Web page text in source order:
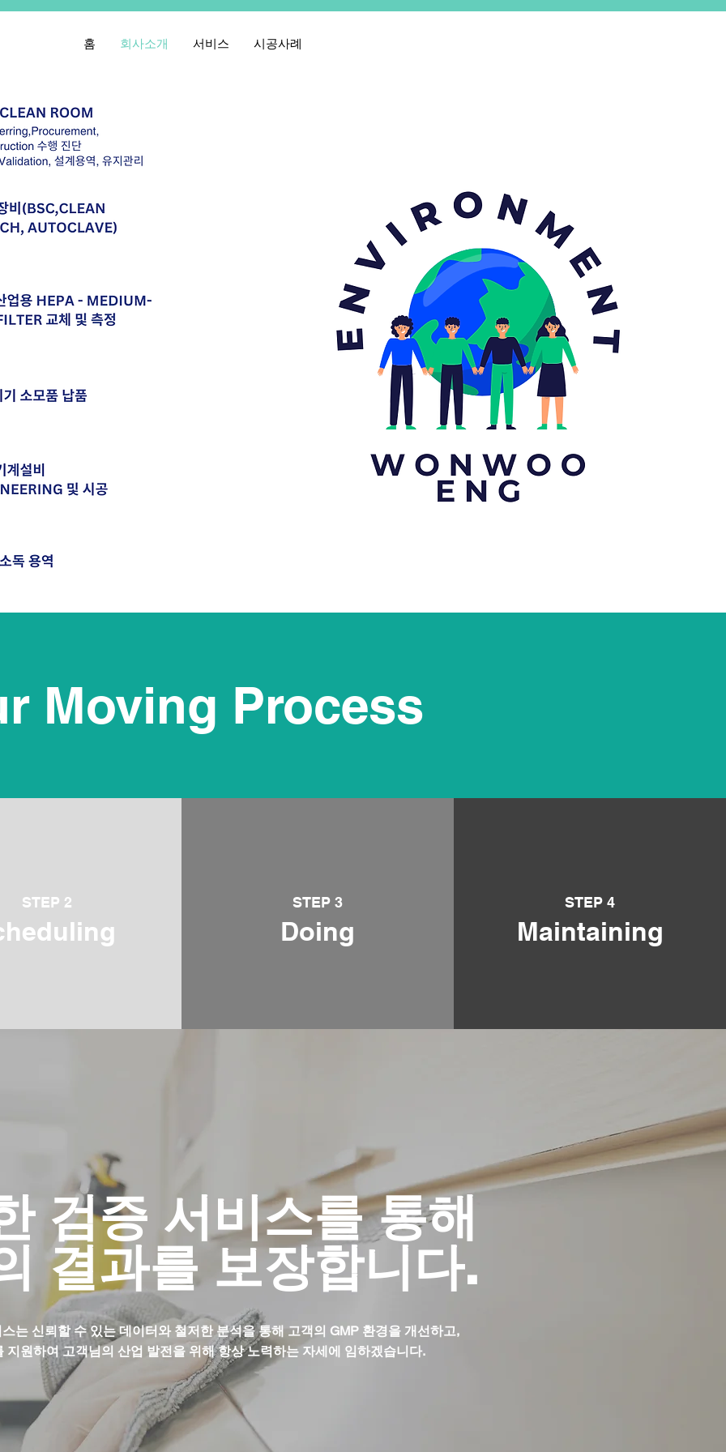
홈 회사소개 서비스 시공사례
Engineering, Procurement, Construction수행.
진단 및 TAB, Validation. ​
유지관리(Maintenance).
실험장비(BSC, Clean Bench, Autoclave) Validation.
실내 산업용 HEPA Filter, MEDIUM Filter, PRE Filter 교체 및 측정
외 공조기기 소모품 납품.
일반 기계설비 Engineering 및 시공.
Moving Process
STEP 2 STEP 3
Doing
STEP 4
Maintaining
검증 서비스를 통해
결과를 보장합니다.
는 신뢰할 수 있는 데이터와 철저한 분석을 통해 고객의 GMP 환경을 개선하고,
지원하여 고객님의 산업 발전을 위해 항상 노력하는 자세에 임하겠습니다.